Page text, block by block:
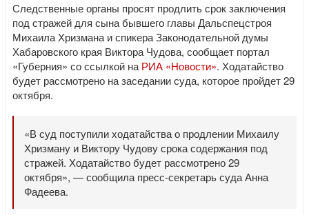
Следственные органы просят продлить срок заключения
под стражей для сына бывшего главы Дальспецстроя
Михаила Хризмана и спикера Законодательной думы
Хабаровского края Виктора Чудова, сообщает портал
«Губерния» со ссылкой на РИА «Новости». Ходатайство
будет рассмотрено на заседании суда, которое пройдет 29
октября.
«В суд поступили ходатайства о продлении Михаилу
Хризману и Виктору Чудову срока содержания под
стражей. Ходатайство будет рассмотрено 29
октября», — сообщила пресс-секретарь суда Анна
Фадеева.